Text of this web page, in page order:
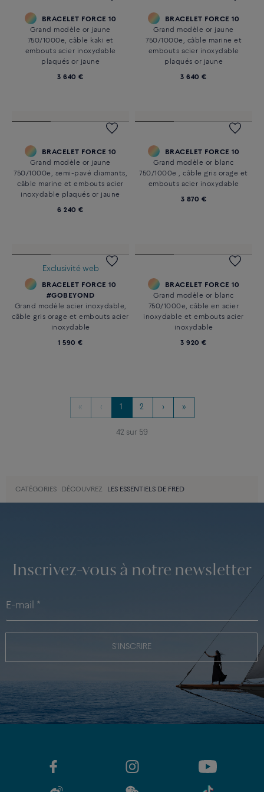
BRACELET FORCE 10
Grand modèle or jaune
750/1000e, câble kaki et
embouts acier inoxydable
plaqués or jaune
3 640 €
BRACELET FORCE 10
Grand modèle or jaune
750/1000e, câble marine et
embouts acier inoxydable
plaqués or jaune
3 640 €
BRACELET FORCE 10
Grand modèle or jaune
750/1000e, semi-pavé diamants,
câble marine et embouts acier
inoxydable plaqués or jaune
6 240 €
BRACELET FORCE 10
Grand modèle or blanc
750/1000e , câble gris orage et
embouts acier inoxydable
3 870 €
Exclusivité web
BRACELET FORCE 10
#GOBEYOND
Grand modèle acier inoxydable,
câble gris orage et embouts acier
inoxydable
1 590 €
BRACELET FORCE 10
Grand modèle or blanc
750/1000e, câble en acier
inoxydable et embouts acier
inoxydable
3 920 €
« ‹ 1 2 › »
42 sur 59
CATÉGORIES DÉCOUVREZ LES ESSENTIELS DE FRED
Inscrivez-vous à notre newsletter
S'INSCRIRE